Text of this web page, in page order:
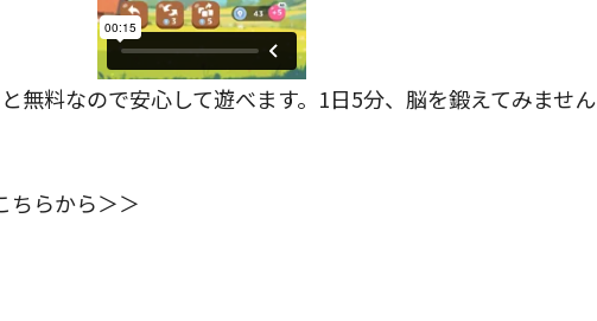
無料なので安心して遊べます。1日5分、脳を鍛えてみません
ちらから＞＞